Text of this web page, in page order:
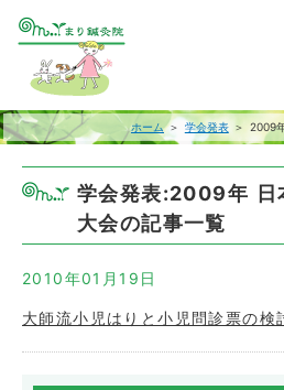
ホーム＞ 学会発表＞ 2009年
学会発表:2009年 日
大会の記事一覧
2010年01月19日
大師流小児はりと小児問診票の検